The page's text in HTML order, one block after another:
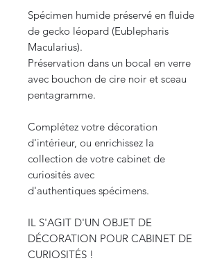
Spécimen humide préservé en fluide
de gecko léopard (Eublepharis
Macularius).
Préservation dans un bocal en verre
avec bouchon de cire noir et sceau
pentagramme.
Complétez votre décoration
d'intérieur, ou enrichissez la
collection de votre cabinet de
curiosités avec
d'authentiques spécimens.
IL S'AGIT D'UN OBJET DE
DÉCORATION POUR CABINET DE
CURIOSITÉS !